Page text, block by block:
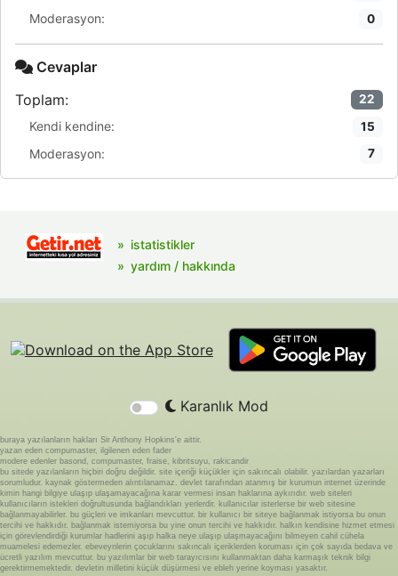
Moderasyon: 0
Cevaplar
Toplam:
22
Kendi kendine: 15
Moderasyon: 7
istatistikler
yardım / hakkında
Karanlık Mod
buraya yazılanların hakları Sir Anthony Hopkins'e aittir.
yazan eden compumaster, ilgilenen eden fader
modere edenler basond, compumaster, fraise, kibritsuyu, rakicandir
bu sitede yazılanların hiçbiri doğru değildir. site içeriği küçükler için sakıncalı olabilir. yazılardan yazarları
sorumludur. kaynak göstermeden alıntılanamaz. devlet tarafından atanmış bir kurumun internet üzerinde
kimin hangi bilgiye ulaşıp ulaşamayacağına karar vermesi insan haklarına aykırıdır. web siteleri
kullanıcıların istekleri doğrultusunda bağlandıkları yerlerdir. kullanıcılar isterlerse bir web sitesine
bağlanmayabilirler. bu güçleri ve imkanları mevcuttur. bir kullanıcı bir siteye bağlanmak istiyorsa bu onun
tercihi ve hakkıdır. bağlanmak istemiyorsa bu yine onun tercihi ve hakkıdır. halkın kendisine hizmet etmesi
için görevlendirdiği kurumlar hadlerini aşıp halka neye ulaşıp ulaşmayacağını bilmeyen cahil cühela
muamelesi edemezler. ebeveynlerin çocuklarını sakıncalı içeriklerden koruması için çok sayıda bedava ve
ücretli yazılım mevcuttur. bu yazılımlar bir web tarayıcısını kullanmaktan daha karmaşık teknik bilgi
gerektirmemektedir. devletin milletini küçük düşürmesi ve ebleh yerine koyması yasaktır.